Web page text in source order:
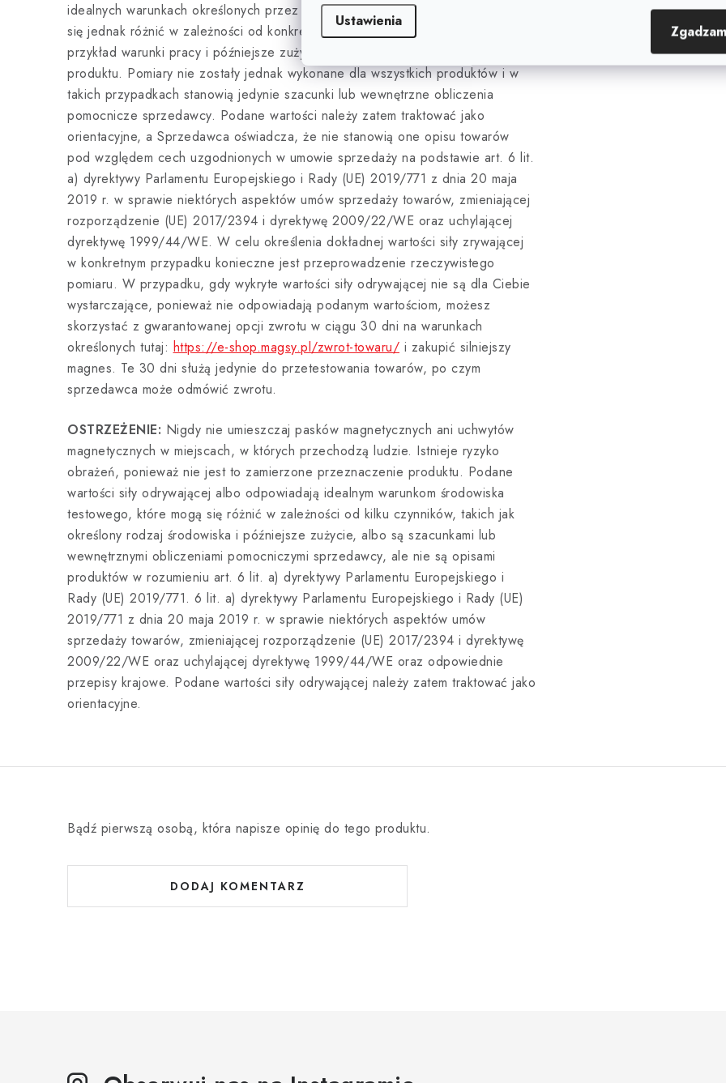
Ustawienia
idealnych warunkach określonych przez środowisko testowe. Wartości te mogą
się jednak różnić w zależności od konkretnego rodzaju środowiska, w którym na
przykład warunki pracy i późniejsze zużycie mogą wpływać na skuteczność
produktu. Pomiary nie zostały jednak wykonane dla wszystkich produktów i w
takich przypadkach stanowią jedynie szacunki lub wewnętrzne obliczenia
pomocnicze sprzedawcy. Podane wartości należy zatem traktować jako
orientacyjne, a Sprzedawca oświadcza, że nie stanowią one opisu towarów
pod względem cech uzgodnionych w umowie sprzedaży na podstawie art. 6 lit.
a) dyrektywy Parlamentu Europejskiego i Rady (UE) 2019/771 z dnia 20 maja
2019 r. w sprawie niektórych aspektów umów sprzedaży towarów, zmieniającej
rozporządzenie (UE) 2017/2394 i dyrektywę 2009/22/WE oraz uchylającej
dyrektywę 1999/44/WE. W celu określenia dokładnej wartości siły zrywającej
w konkretnym przypadku konieczne jest przeprowadzenie rzeczywistego
pomiaru. W przypadku, gdy wykryte wartości siły odrywającej nie są dla Ciebie
wystarczające, ponieważ nie odpowiadają podanym wartościom, możesz
skorzystać z gwarantowanej opcji zwrotu w ciągu 30 dni na warunkach
określonych tutaj: https://e-shop.magsy.pl/zwrot-towaru/ i zakupić silniejszy
magnes. Te 30 dni służą jedynie do przetestowania towarów, po czym
sprzedawca może odmówić zwrotu.
OSTRZEŻENIE: Nigdy nie umieszczaj pasków magnetycznych ani uchwytów
magnetycznych w miejscach, w których przechodzą ludzie. Istnieje ryzyko
obrażeń, ponieważ nie jest to zamierzone przeznaczenie produktu. Podane
wartości siły odrywającej albo odpowiadają idealnym warunkom środowiska
testowego, które mogą się różnić w zależności od kilku czynników, takich jak
określony rodzaj środowiska i późniejsze zużycie, albo są szacunkami lub
wewnętrznymi obliczeniami pomocniczymi sprzedawcy, ale nie są opisami
produktów w rozumieniu art. 6 lit. a) dyrektywy Parlamentu Europejskiego i
Rady (UE) 2019/771. 6 lit. a) dyrektywy Parlamentu Europejskiego i Rady (UE)
2019/771 z dnia 20 maja 2019 r. w sprawie niektórych aspektów umów
sprzedaży towarów, zmieniającej rozporządzenie (UE) 2017/2394 i dyrektywę
2009/22/WE oraz uchylającej dyrektywę 1999/44/WE oraz odpowiednie
przepisy krajowe. Podane wartości siły odrywającej należy zatem traktować jako
orientacyjne.
Bądź pierwszą osobą, która napisze opinię do tego produktu.
DODAJ KOMENTARZ